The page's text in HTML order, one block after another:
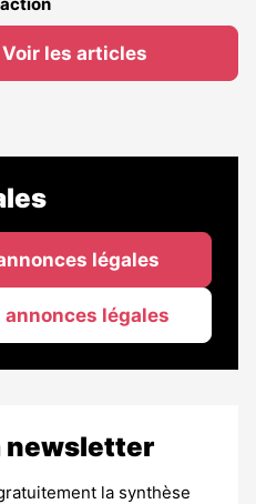
Voir les articles
légales
légales
newsletter
la synthèse